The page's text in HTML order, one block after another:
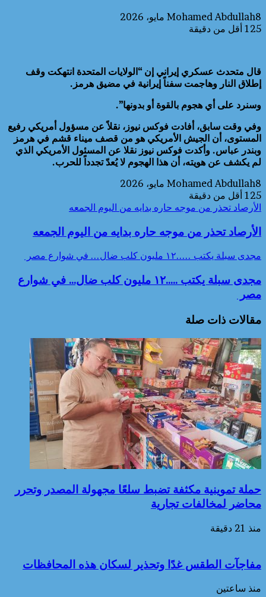
Mohamed Abdullah8 مايو، 2026
125 أقل من دقيقة
قال متحدث عسكري إيراني إن “الولايات المتحدة انتهكت وقف
إطلاق النار وهاجمت سفناً إيرانية في مضيق هرمز.
وسنرد على أي هجوم بالقوة أو بدونها”.
وفي وقت سابق، أفادت فوكس نيوز، نقلاً عن مسؤول أمريكي رفيع
المستوى، أن الجيش الأمريكي هو من قصف ميناء قشم في هرمز
وبندر عباس. وأكدت فوكس نيوز نقلا عن المسئول الأمريكي الذي
لم يكشف عن هويته، أن هذا الهجوم لا يُعدّ تجدداً للحرب.
Mohamed Abdullah8 مايو، 2026
125 أقل من دقيقة
الأرصاد تحذر من موجه حاره بدايه من اليوم الجمعه
الأرصاد تحذر من موجه حاره بدايه من اليوم الجمعه
مجدى سبلة يكتب .....١٢ مليون كلب ضال... في شوارع مصر
مجدى سبلة يكتب .....١٢ مليون كلب ضال... في شوارع
مصر
مقالات ذات صلة
حملة تموينية مكثفة تضبط سلعًا مجهولة المصدر وتحرر
محاضر لمخالفات تجارية
منذ 21 دقيقة
مفاجآت الطقس غدًا وتحذير لسكان هذه المحافظات
منذ ساعتين